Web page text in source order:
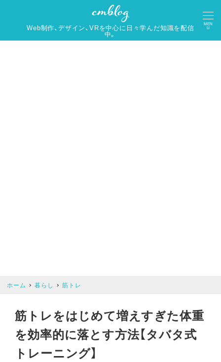
Web制作、デザイン、VRを中心に日々学んだ知識を配信
中。
MEN
U
ホーム 暮らし 筋トレ
筋トレをはじめて増えすぎた体重
を効率的に落とす方法【タバタ式
トレーニング】